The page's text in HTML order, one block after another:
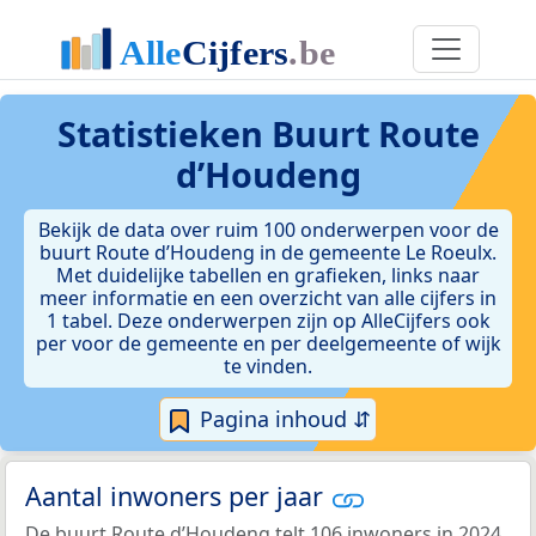
Statistieken Buurt Route
d’Houdeng
Bekijk de data over ruim 100 onderwerpen voor de
buurt Route d’Houdeng in de gemeente Le Roeulx.
Met duidelijke tabellen en grafieken, links naar
meer informatie en een overzicht van alle cijfers in
1 tabel. Deze onderwerpen zijn op AlleCijfers ook
per voor de gemeente en per deelgemeente of wijk
te vinden.
Pagina inhoud ⇵
Aantal inwoners per jaar